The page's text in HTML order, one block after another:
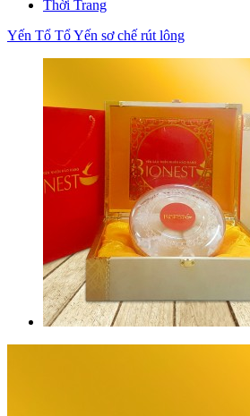
Thời Trang
Yến Tổ Tổ Yến sơ chế rút lông